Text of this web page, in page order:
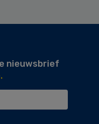
nieuwsbrief